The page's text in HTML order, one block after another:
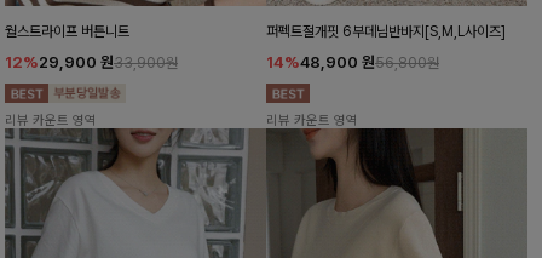
월스트라이프 버튼니트
12%29,900 원33,900원
리뷰 카운트 영역
퍼펙트절개핏 6부데님반바지[S,M,L사이즈]
14%48,900 원56,800원
리뷰 카운트 영역